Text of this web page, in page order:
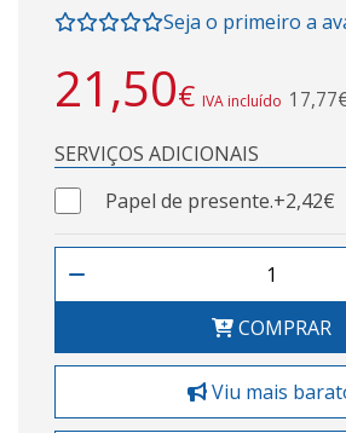
Seja o primeiro a
21,50€ IVA incluído
SERVIÇOS ADICIONAIS
Papel de presente.+2,42€
COMPRAR
Viu mais